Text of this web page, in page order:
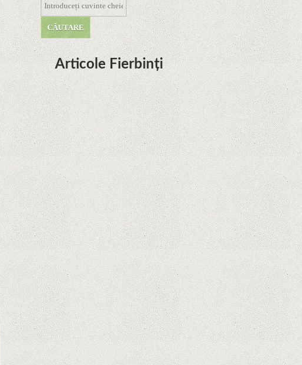
Articole Fierbinți
Dota Anime venind la Netflix în
această lună de la Legenda Korra
Studio Mir
Curtea Supremă reglementează în
favoarea Google în Oracle Java
Fight
Zvon: aplicațiile Google nu se mai
pot instala pe terminalele Huawei
cu procesoare Kirin
Huawei P50 primeşte o posibilă
dată de lansare şi e mai curând
decât credeam; Are cameră
telephoto cu zoom optic variabil